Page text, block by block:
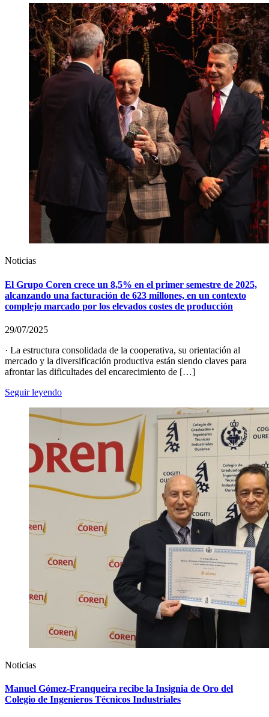
Noticias
El Grupo Coren crece un 8,5% en el primer semestre de 2025,
alcanzando una facturación de 623 millones, en un contexto
complejo marcado por los elevados costes de producción
29/07/2025
· La estructura consolidada de la cooperativa, su orientación al
mercado y la diversificación productiva están siendo claves para
afrontar las dificultades del encarecimiento de […]
Seguir leyendo
Noticias
Manuel Gómez-Franqueira recibe la Insignia de Oro del
Colegio de Ingenieros Técnicos Industriales